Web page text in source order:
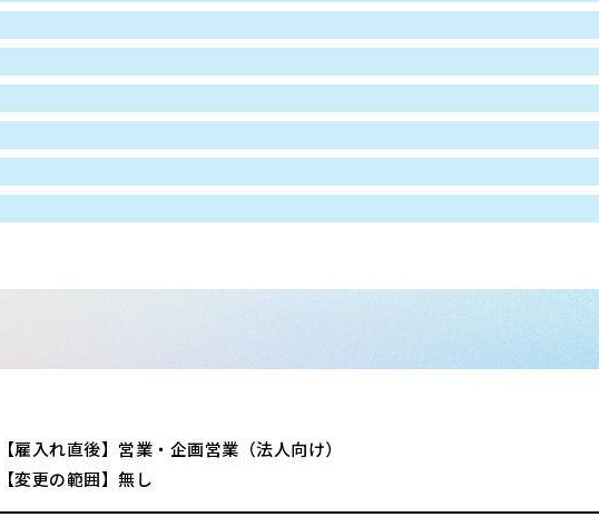
【雇入れ直後】営業・企画営業（法人向け）
【変更の範囲】無し